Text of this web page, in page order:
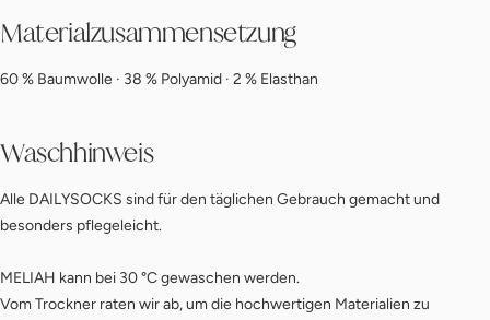
Materialzusammensetzung
60 % Baumwolle · 38 % Polyamid · 2 % Elasthan
Waschhinweis
Alle DAILYSOCKS sind für den täglichen Gebrauch gemacht und
besonders pflegeleicht.
MELIAH kann bei 30 °C gewaschen werden.
Vom Trockner raten wir ab, um die hochwertigen Materialien zu